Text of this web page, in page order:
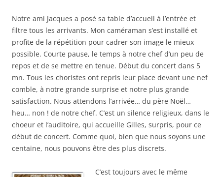
Notre ami Jacques a posé sa table d’accueil à l’entrée et
filtre tous les arrivants. Mon caméraman s’est installé et
profite de la répétition pour cadrer son image le mieux
possible. Courte pause, le temps à notre chef d’un peu de
repos et de se mettre en tenue. Début du concert dans 5
mn. Tous les choristes ont repris leur place devant une nef
comble, à notre grande surprise et notre plus grande
satisfaction. Nous attendons l’arrivée… du père Noël…
heu… non ! de notre chef. C’est un silence religieux, dans le
choeur et l’auditoire, qui accueille Gilles, surpris, pour ce
début de concert. Comme quoi, bien que nous soyons une
centaine, nous pouvons être des plus discrets.
C’est toujours avec le même